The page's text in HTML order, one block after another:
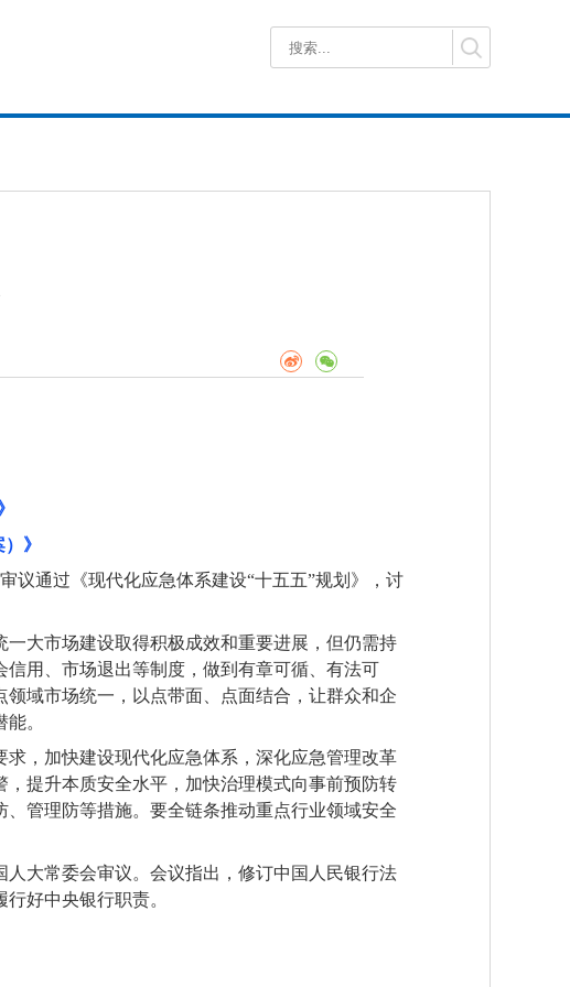
》
议通过《现代化应急体系建设“十五五”规划》，讨
大市场建设取得积极成效和重要进展，但仍需持
用、市场退出等制度，做到有章可循、有法可
域市场统一，以点带面、点面结合，让群众和企
。
，加快建设现代化应急体系，深化应急管理改革
提升本质安全水平，加快治理模式向事前预防转
管理防等措施。要全链条推动重点行业领域安全
大常委会审议。会议指出，修订中国人民银行法
好中央银行职责。